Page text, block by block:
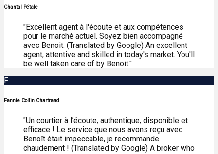
Chantal Pétale
"Excellent agent à l'écoute et aux compétences
pour le marché actuel. Soyez bien accompagné
avec Benoit. (Translated by Google) An excellent
agent, attentive and skilled in today's market. You'll
be well taken care of by Benoit."
F
Fannie Collin Chartrand
"Un courtier à l’écoute, authentique, disponible et
efficace ! Le service que nous avons reçu avec
Benoît était impeccable, je recommande
chaudement ! (Translated by Google) A broker who